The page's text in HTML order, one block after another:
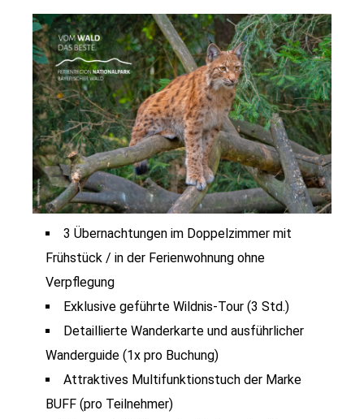
3 Übernachtungen im Doppelzimmer mit
Frühstück / in der Ferienwohnung ohne
Verpflegung
Exklusive geführte Wildnis-Tour (3 Std.)
Detaillierte Wanderkarte und ausführlicher
Wanderguide (1x pro Buchung)
Attraktives Multifunktionstuch der Marke
BUFF (pro Teilnehmer)